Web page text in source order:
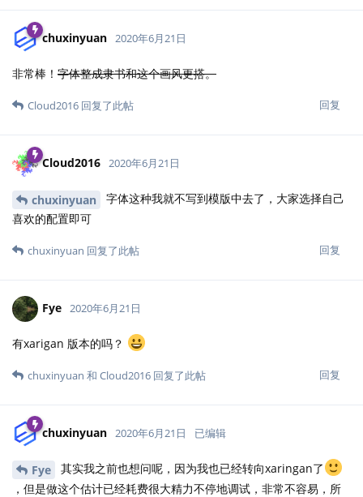
chuxinyuan 2020年6月21日
非常棒！ 字体整成隶书和这个画风更搭。
回复
Cloud2016 回复了此帖
Cloud2016 2020年6月21日
chuxinyuan
字体这种我就不写到模版中去了，大家选择自己
喜欢的配置即可
回复
chuxinyuan 回复了此帖
Fye 2020年6月21日
有xarigan 版本的吗？
回复
chuxinyuan 和 Cloud2016 回复了此帖
chuxinyuan 2020年6月21日 已编辑
Fye
其实我之前也想问呢，因为我也已经转向xaringan了
，但是做这个估计已经耗费很大精力不停地调试，非常不容易，所